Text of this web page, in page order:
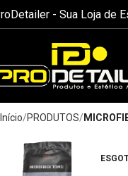
- Sua Loja de
Início PRODUTOS